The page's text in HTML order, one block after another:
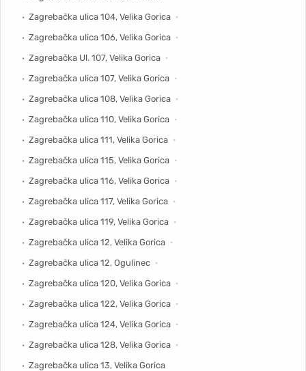
Zagrebačka ulica 104, Velika Gorica
Zagrebačka ulica 106, Velika Gorica
Zagrebačka Ul. 107, Velika Gorica
Zagrebačka ulica 107, Velika Gorica
Zagrebačka ulica 108, Velika Gorica
Zagrebačka ulica 110, Velika Gorica
Zagrebačka ulica 111, Velika Gorica
Zagrebačka ulica 115, Velika Gorica
Zagrebačka ulica 116, Velika Gorica
Zagrebačka ulica 117, Velika Gorica
Zagrebačka ulica 119, Velika Gorica
Zagrebačka ulica 12, Velika Gorica
Zagrebačka ulica 12, Ogulinec
Zagrebačka ulica 120, Velika Gorica
Zagrebačka ulica 122, Velika Gorica
Zagrebačka ulica 124, Velika Gorica
Zagrebačka ulica 128, Velika Gorica
Zagrebačka ulica 13, Velika Gorica